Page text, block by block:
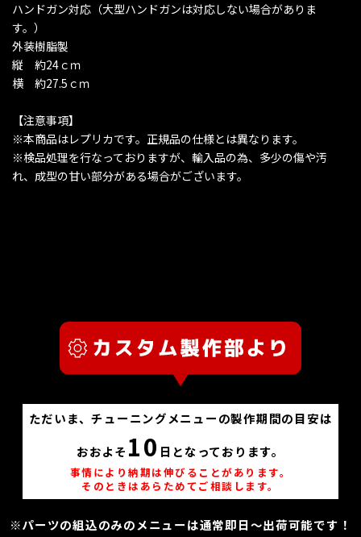
ハンドガン対応（大型ハンドガンは対応しない場合がありま
す。）
外装樹脂製
縦 約24ｃｍ
横 約27.5ｃｍ
【注意事項】
※本商品はレプリカです。正規品の仕様とは異なります。
※検品処理を行なっておりますが、輸入品の為、多少の傷や汚
れ、成型の甘い部分がある場合がございます。
ただいま、チューニングメニューの製作期間の目安は
おおよそ 10 日となっております。
事情により納期は伸びることがあります。
そのときはあらためてご相談します。
※パーツの組込のみのメニューは通常即日～出荷可能です！